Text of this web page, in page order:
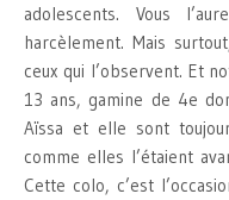
adolescents. Vous
harcèlement. Mais
ceux qui l’observent. Et
13 ans, gamine de 4e
Aïssa et elle sont
comme elles l’étaient
Cette colo, c’est